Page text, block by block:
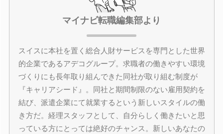
マイナビ転職編集部より
スイスに本社を置く総合人財サービスを専門とした世界
的企業であるアデコグループ。求職者の働きやすい環境
づくりにも長年取り組んできた同社が取り組む制度が
『キャリアシード』。同社と期間制限のない雇用契約を
結び、派遣企業にて就業するという新しいスタイルの働
き方だ。経理スタッフとして、自分らしく働きたいと思
っている方にとっては絶好のチャンス。新しいあなたの